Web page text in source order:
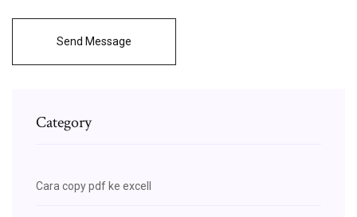
Send Message
Category
Cara copy pdf ke excell